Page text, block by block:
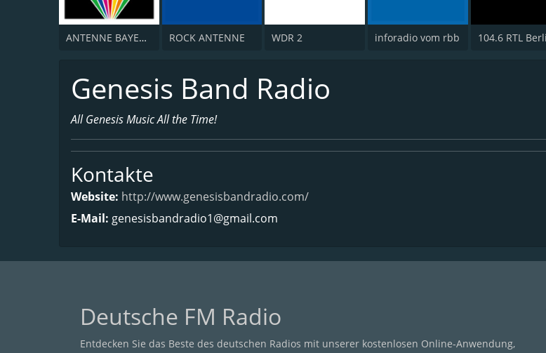
ANTENNE BAYERN Oldies but Goldies ROCK ANTENNE WDR 2 inforadio vom rbb
Genesis Band Radio
All Genesis Music All the Time!
Kontakte
Website: http://www.genesisbandradio.com/
E-Mail: genesisbandradio1@gmail.com
Deutsche FM Radio
Entdecken Sie das Beste des deutschen Radios mit unserer kostenlosen Online-Anwendung,